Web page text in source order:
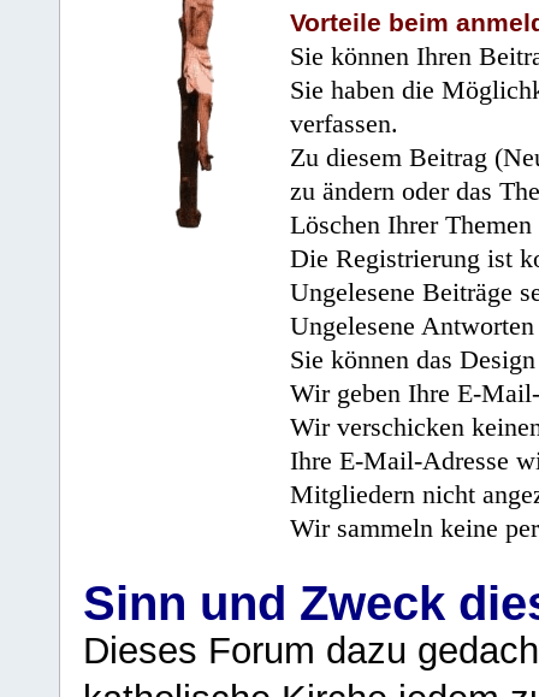
Vorteile beim
Sie können Ihren
Sie haben die
verfassen.
Zu diesem Beitrag
zu ändern oder das
Löschen Ihrer
Die Registrierung ist
Ungelesene Beiträge
Ungelesene
Sie können das
Wir geben Ihre E-
Wir verschicken
Ihre E-Mail-Adresse
Mitgliedern nicht
Wir sammeln keine
Sinn und Zweck
Dieses Forum dazu